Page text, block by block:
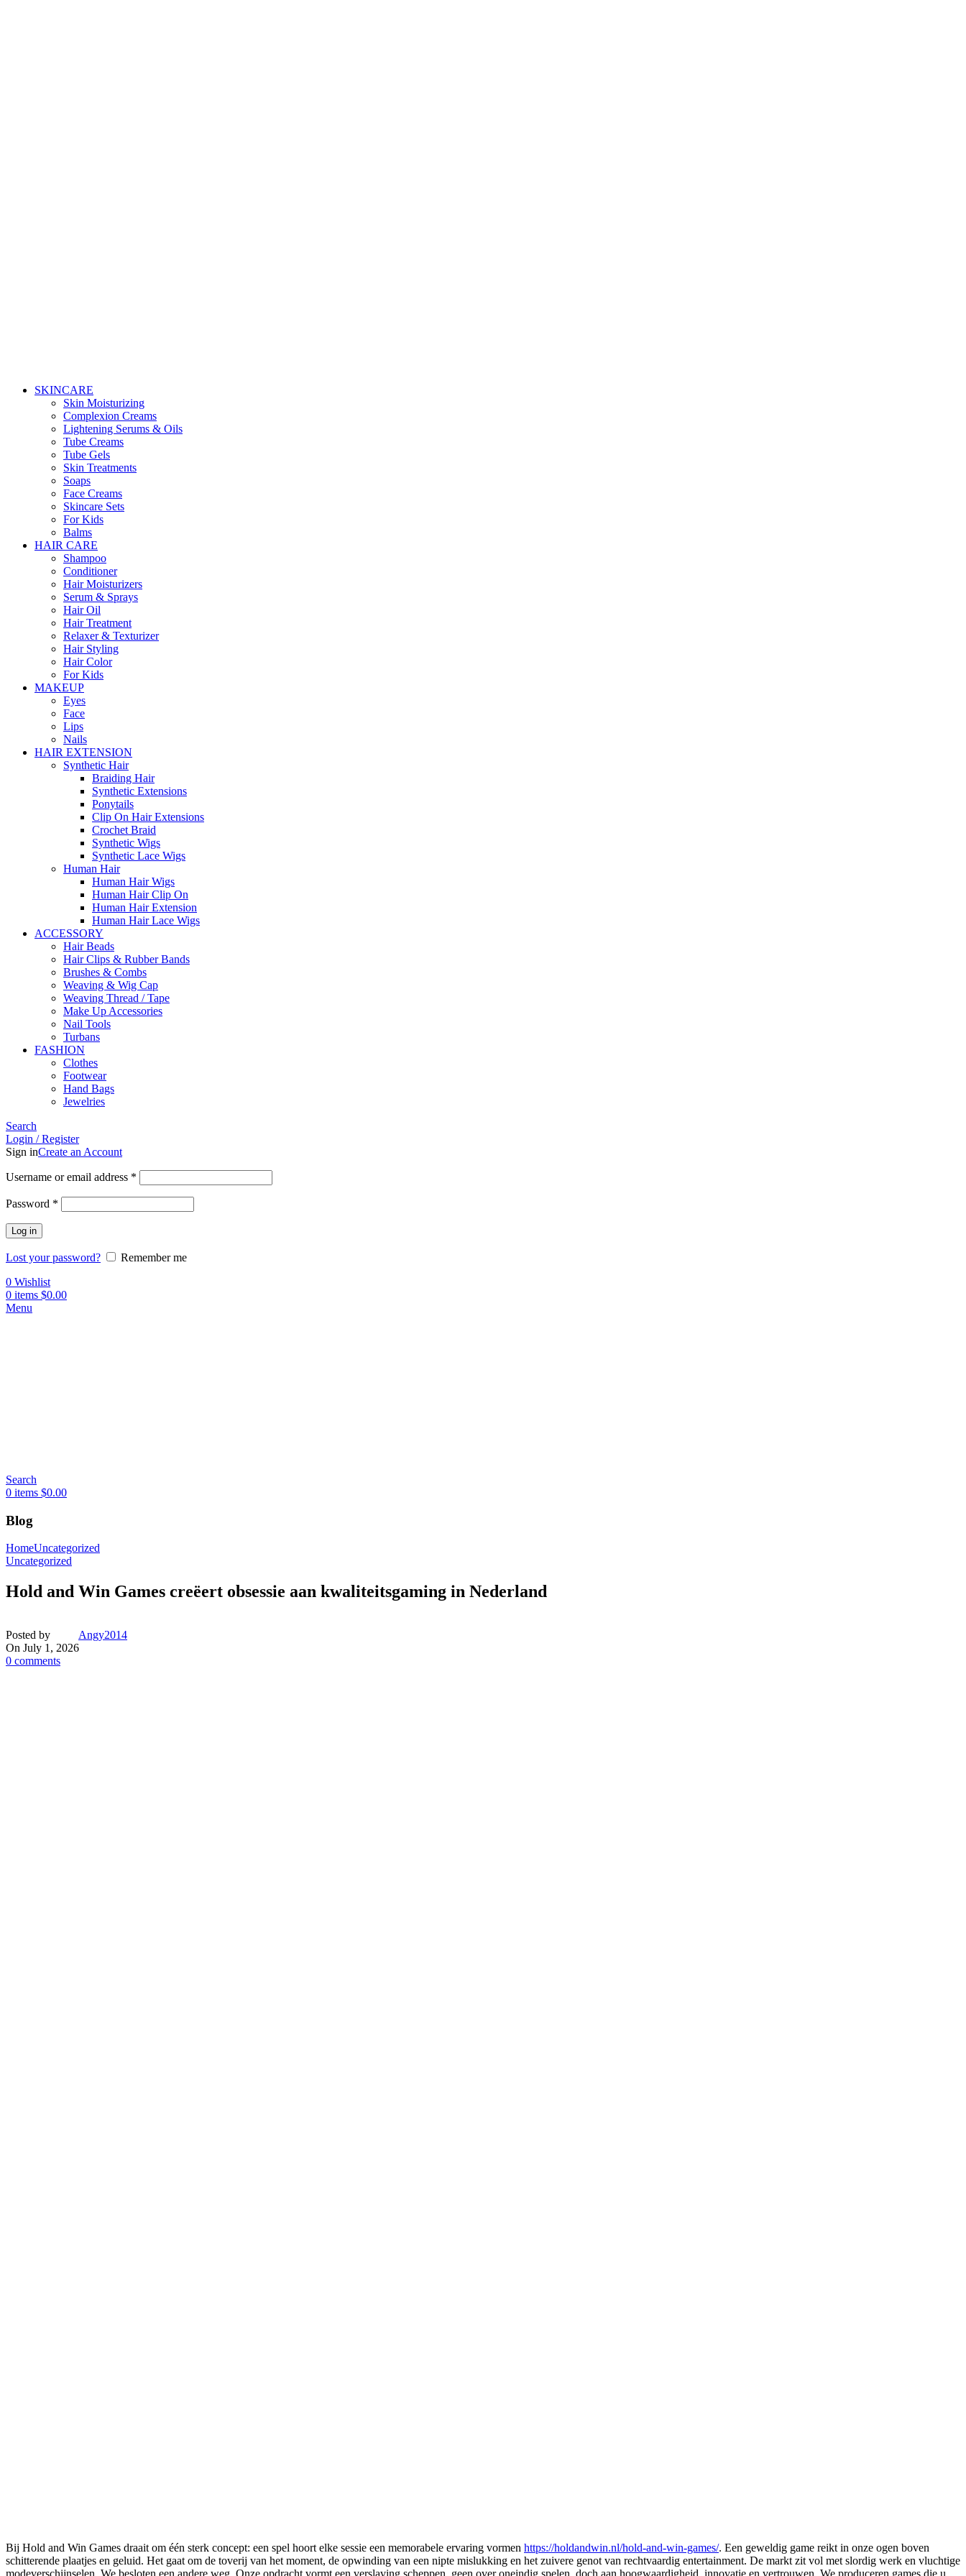
SKINCARE
Skin Moisturizing
Complexion Creams
Lightening Serums & Oils
Tube Creams
Tube Gels
Skin Treatments
Soaps
Face Creams
Skincare Sets
For Kids
Balms
HAIR CARE
Shampoo
Conditioner
Hair Moisturizers
Serum & Sprays
Hair Oil
Hair Treatment
Relaxer & Texturizer
Hair Styling
Hair Color
For Kids
MAKEUP
Eyes
Face
Lips
Nails
HAIR EXTENSION
Synthetic Hair
Braiding Hair
Synthetic Extensions
Ponytails
Clip On Hair Extensions
Crochet Braid
Synthetic Wigs
Synthetic Lace Wigs
Human Hair
Human Hair Wigs
Human Hair Clip On
Human Hair Extension
Human Hair Lace Wigs
ACCESSORY
Hair Beads
Hair Clips & Rubber Bands
Brushes & Combs
Weaving & Wig Cap
Weaving Thread / Tape
Make Up Accessories
Nail Tools
Turbans
FASHION
Clothes
Footwear
Hand Bags
Jewelries
Search
Login / Register
Sign inCreate an Account
Username or email address *
Password *
Log in
Lost your password?
Remember me
0 Wishlist
0 items $0.00
Menu
Search
0 items $0.00
Blog
HomeUncategorized
Uncategorized
Hold and Win Games creëert obsessie aan kwaliteitsgaming in Nederland
Posted by
Angy2014
On July 1, 2026
0 comments
Bij Hold and Win Games draait om één sterk concept: een spel hoort elke sessie een memorabele ervaring vormen https://holdandwin.nl/hold-and-win-games/. Een geweldig game reikt in onze ogen boven
schitterende plaatjes en geluid. Het gaat om de toverij van het moment, de opwinding van een nipte mislukking en het zuivere genot van rechtvaardig entertainment. De markt zit vol met slordig werk en vluchtige
modeverschijnselen. We besloten een andere weg. Onze opdracht vormt een verslaving scheppen, geen over oneindig spelen, doch aan hoogwaardigheid, innovatie en vertrouwen. We produceren games die u